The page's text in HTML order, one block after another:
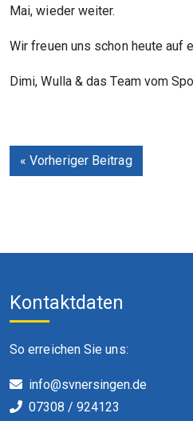
Mai, wieder weiter.
Wir freuen uns schon heute auf
Dimi, Wulla & das Team vom
« Vorheriger Beitrag
Kontaktdaten
So erreichen Sie uns:
info@svnersingen.de
07308 / 924123